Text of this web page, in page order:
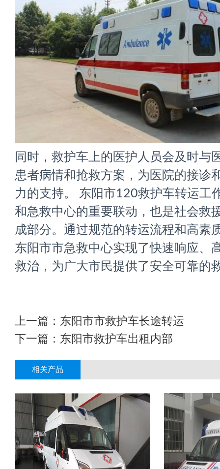
同时，救护车上的医护人员会及时与
患者病情和抢救方案，为医院的接诊
力的支持。 东阳市120救护车转运工
和急救中心的重要联动，也是社会救
成部分。通过规范的转运流程和高素
东阳市市急救中心实现了快速响应、
救治，为广大市民提供了安全可靠的
上一篇： 东阳市市救护车长途转运
下一篇： 东阳市救护车出租内部
相关产品